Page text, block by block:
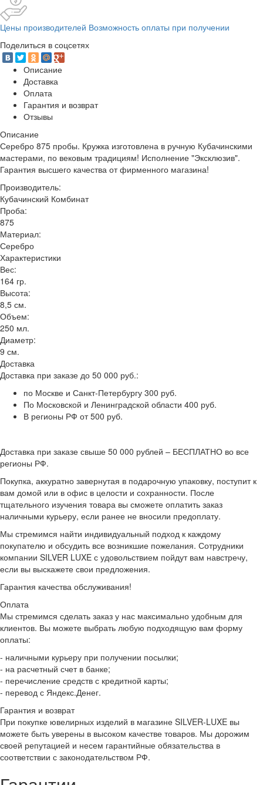
Цены производителей Возможность оплаты при получении
Поделиться в соцсетях
Описание
Доставка
Оплата
Гарантия и возврат
Отзывы
Описание
Серебро 875 пробы. Кружка изготовлена в ручную Кубачинскими
мастерами, по вековым традициям! Исполнение "Эксклюзив".
Гарантия высшего качества от фирменного магазина!
Производитель:
Кубачинский Комбинат
Проба:
875
Материал:
Серебро
Характеристики
Вес:
164 гр.
Высота:
8,5 см.
Объем:
250 мл.
Диаметр:
9 см.
Доставка
Доставка при заказе до 50 000 руб.:
по Москве и Санкт-Петербургу 300 руб.
По Московской и Ленинградской области 400 руб.
В регионы РФ от 500 руб.
Доставка при заказе свыше 50 000 рублей – БЕСПЛАТНО во все
регионы РФ.
Покупка, аккуратно завернутая в подарочную упаковку, поступит к
вам домой или в офис в целости и сохранности. После
тщательного изучения товара вы сможете оплатить заказ
наличными курьеру, если ранее не вносили предоплату.
Мы стремимся найти индивидуальный подход к каждому
покупателю и обсудить все возникшие пожелания. Сотрудники
компании SILVER LUXE с удовольствием пойдут вам навстречу,
если вы выскажете свои предложения.
Гарантия качества обслуживания!
Оплата
Мы стремимся сделать заказ у нас максимально удобным для
клиентов. Вы можете выбрать любую подходящую вам форму
оплаты:
- наличными курьеру при получении посылки;
- на расчетный счет в банке;
- перечисление средств с кредитной карты;
- перевод с Яндекс.Денег.
Гарантия и возврат
При покупке ювелирных изделий в магазине SILVER-LUXE вы
можете быть уверены в высоком качестве товаров. Мы дорожим
своей репутацией и несем гарантийные обязательства в
соответствии с законодательством РФ.